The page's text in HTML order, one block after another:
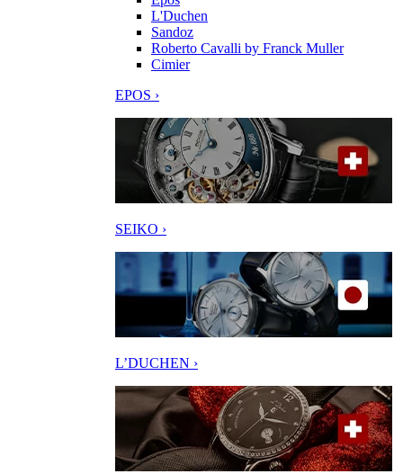
L'Duchen
Sandoz
Roberto Cavalli by Franck Muller
Cimier
EPOS ›
SEIKO ›
L’DUCHEN ›